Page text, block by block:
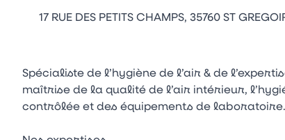
17 RUE DES PETITS CHAMPS, 35760 ST
Spécialiste de l’hygiène de l’air & de
maîtrise de la qualité de l’air intérieur,
contrôlée et des équipements de laboratoire.